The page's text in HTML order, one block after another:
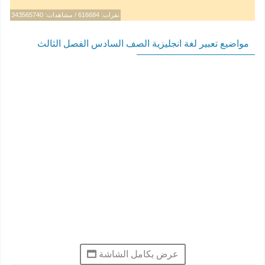
نقرات: 616684 / مشاهدات: 343565740
مواضيع تعبير لغة انجليزية الصف السادس الفصل الثالث
عرض بكامل الشاشة